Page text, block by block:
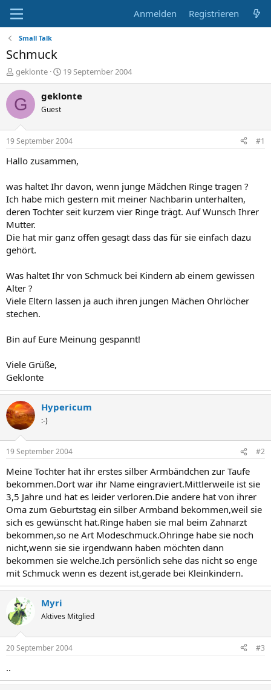
Anmelden Registrieren
Small Talk
Schmuck
E
r
s
t
e
r
geklonte
E
r
s
l
t
a
19 September 2004
G geklonte
Guest
19 September 2004 #1
Hallo zusammen,
was haltet Ihr davon, wenn junge Mädchen Ringe tragen ?
Ich habe mich gestern mit meiner Nachbarin unterhalten,
deren Tochter seit kurzem vier Ringe trägt. Auf Wunsch Ihrer
Mutter.
Die hat mir ganz offen gesagt dass das für sie einfach dazu
gehört.
Was haltet Ihr von Schmuck bei Kindern ab einem gewissen
Alter ?
Viele Eltern lassen ja auch ihren jungen Mächen Ohrlöcher
stechen.
Bin auf Eure Meinung gespannt!
Viele Grüße,
Geklonte
Hypericum
:-)
19 September 2004 #2
Meine Tochter hat ihr erstes silber Armbändchen zur Taufe
bekommen.Dort war ihr Name eingraviert.Mittlerweile ist sie
3,5 Jahre und hat es leider verloren.Die andere hat von ihrer
Oma zum Geburtstag ein silber Armband bekommen,weil sie
sich es gewünscht hat.Ringe haben sie mal beim Zahnarzt
bekommen,so ne Art Modeschmuck.Ohringe habe sie noch
nicht,wenn sie sie irgendwann haben möchten dann
bekommen sie welche.Ich persönlich sehe das nicht so enge
mit Schmuck wenn es dezent ist,gerade bei Kleinkindern.
Myri
Aktives Mitglied
20 September 2004 #3
..